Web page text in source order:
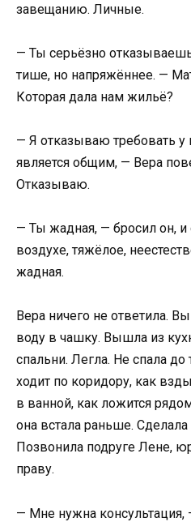
завещанию. Личные.
— Ты серьёзно
тише, но напряжённее. —
Которая дала нам жильё?
— Я отказываю требовать у
является общим, — Вера
Отказываю.
— Ты жадная, — бросил он, и
воздухе, тяжёлое,
жадная.
Вера ничего не ответила.
воду в чашку. Вышла из
спальни. Легла. Не спала
ходит по коридору, как
в ванной, как ложится
она встала раньше.
Позвонила подруге Лене,
праву.
— Мне нужна консультация,